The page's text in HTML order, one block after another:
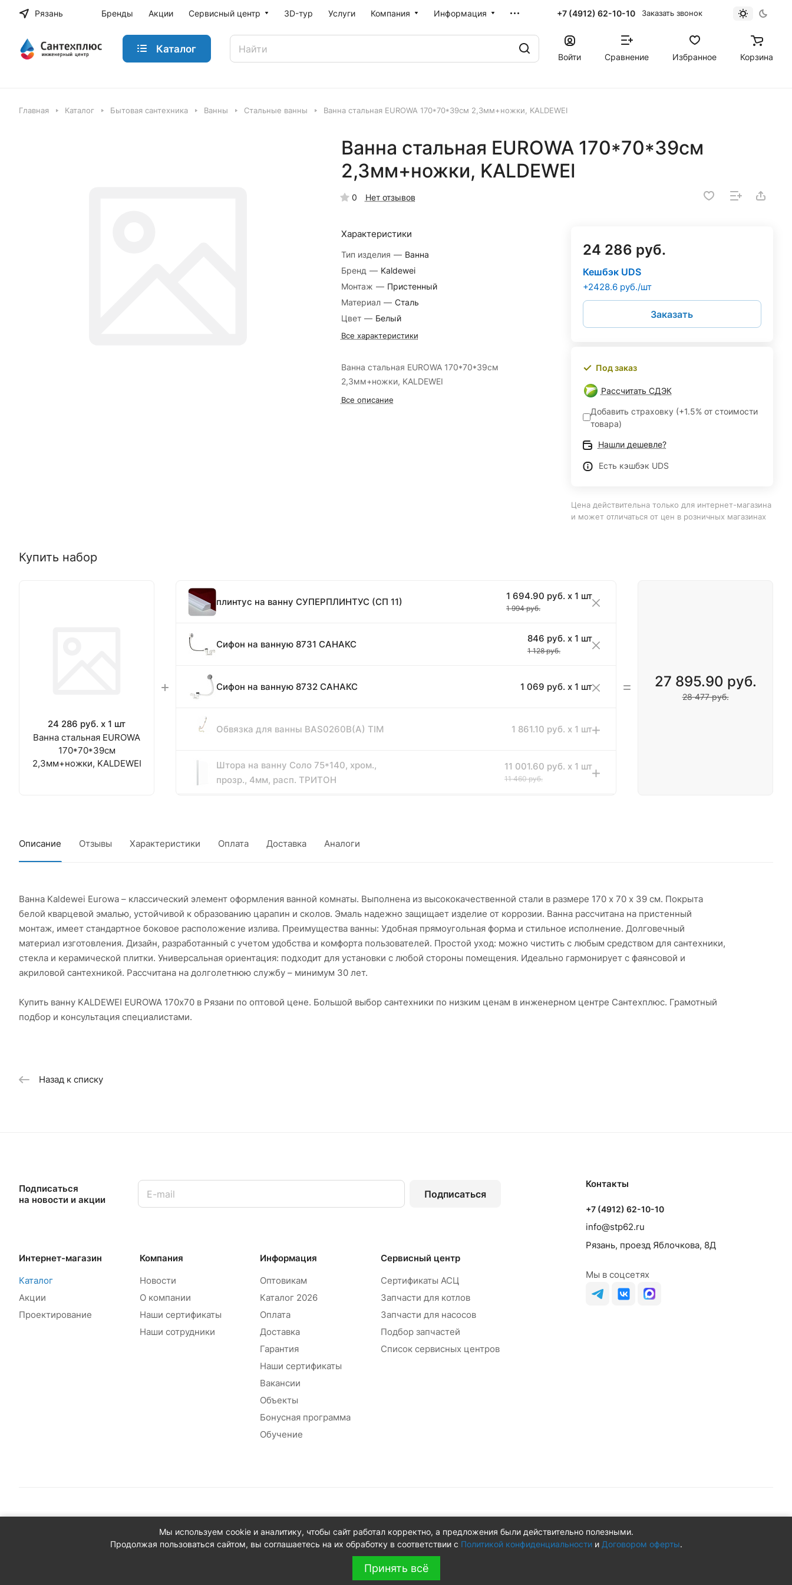
Рязань Бренды Акции Сервисный центр 3D-тур Услуги Компания Информация +7 (4912) 62-10-10 Заказать звонок
Каталог
Войти Сравнение Избранное Корзина
Главная Каталог Бытовая сантехника Ванны Стальные ванны Ванна стальная EUROWA 170*70*39см 2,3мм+ножки, KALDEWEI
Ванна стальная EUROWA 170*70*39см
2,3мм+ножки, KALDEWEI
0 Нет отзывов
Характеристики
Тип изделия — Ванна
Бренд — Kaldewei
Монтаж — Пристенный
Материал — Сталь
Цвет — Белый
Все характеристики
Ванна стальная EUROWA 170*70*39см
2,3мм+ножки, KALDEWEI
Все описание
24 286 руб.
Кешбэк UDS
+2428.6 руб./шт
Заказать
Под заказ
Рассчитать СДЭК
Добавить страховку (+1.5% от стоимости
товара)
Нашли дешевле?
Есть кэшбэк UDS
Цена действительна только для интернет-магазина
и может отличаться от цен в розничных магазинах
Купить набор
24 286 руб. x 1 шт
Ванна стальная EUROWA
170*70*39см
2,3мм+ножки, KALDEWEI
плинтус на ванну СУПЕРПЛИНТУС (СП 11)
1 694.90 руб. x 1 шт
1 994 руб.
Сифон на ванную 8731 САНАКС
846 руб. x 1 шт
1 128 руб.
Сифон на ванную 8732 САНАКС 1 069 руб. x 1 шт
Обвязка для ванны BAS0260B(A) TIM 1 861.10 руб. x 1 шт
Штора на ванну Соло 75*140, хром.,
прозр., 4мм, расп. ТРИТОН
11 001.60 руб. x 1 шт
11 460 руб.
Обвязка на ванну 11/2*40 ЕМ701 Ани
1 225.70 руб. x 1 шт
Обвязка для ванны MRB1-EX McALPINE 1 263 руб. x 1 шт
Обвязка полуавтомат L575мм MRB2CB-PB
27 895.90 руб.
28 477 руб.
Описание Отзывы Характеристики Оплата Доставка Аналоги
Ванна Kaldewei Eurowa – классический элемент оформления ванной комнаты. Выполнена из высококачественной стали в размере 170 х 70 х 39 см. Покрыта
белой кварцевой эмалью, устойчивой к образованию царапин и сколов. Эмаль надежно защищает изделие от коррозии. Ванна рассчитана на пристенный
монтаж, имеет стандартное боковое расположение излива. Преимущества ванны: Удобная прямоугольная форма и стильное исполнение. Долговечный
материал изготовления. Дизайн, разработанный с учетом удобства и комфорта пользователей. Простой уход: можно чистить с любым средством для сантехники,
стекла и керамической плитки. Универсальная ориентация: подходит для установки с любой стороны помещения. Идеально гармонирует с фаянсовой и
акриловой сантехникой. Рассчитана на долголетнюю службу – минимум 30 лет.
Купить ванну KALDEWEI EUROWA 170х70 в Рязани по оптовой цене. Большой выбор сантехники по низким ценам в инженерном центре Сантехплюс. Грамотный
подбор и консультация специалистами.
Назад к списку
Подписаться
на новости и акции
Подписаться
Интернет-магазин
Каталог
Акции
Проектирование
Компания
Новости
О компании
Наши сертификаты
Наши сотрудники
Информация
Оптовикам
Каталог 2026
Оплата
Доставка
Гарантия
Наши сертификаты
Вакансии
Объекты
Бонусная программа
Обучение
Сервисный центр
Сертификаты АСЦ
Запчасти для котлов
Запчасти для насосов
Подбор запчастей
Список сервисных центров
Контакты
+7 (4912) 62-10-10
info@stp62.ru
Рязань, проезд Яблочкова, 8Д
Мы в соцсетях
© 2026 Сантехплюс: Интернет-магазин отопления, водоснабжения
Юридический адрес: 390023, г. Рязань, проезд Яблочкова, д.8Ж
ИНН/КПП: 6230087631/623001001
Мы используем cookie и аналитику, чтобы сайт работал корректно, а предложения были действительно полезными.
Продолжая пользоваться сайтом, вы соглашаетесь на их обработку в соответствии с Политикой конфиденциальностии Договором оферты.
Принять всё